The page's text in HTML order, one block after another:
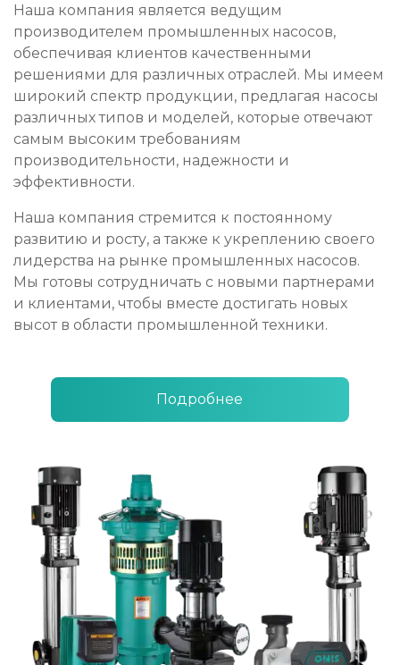
Наша компания является ведущим
производителем промышленных насосов,
обеспечивая клиентов качественными
решениями для различных отраслей. Мы имеем
широкий спектр продукции, предлагая насосы
различных типов и моделей, которые отвечают
самым высоким требованиям
производительности, надежности и
эффективности.
Наша компания стремится к постоянному
развитию и росту, а также к укреплению своего
лидерства на рынке промышленных насосов.
Мы готовы сотрудничать с новыми партнерами
и клиентами, чтобы вместе достигать новых
высот в области промышленной техники.
Подробнее